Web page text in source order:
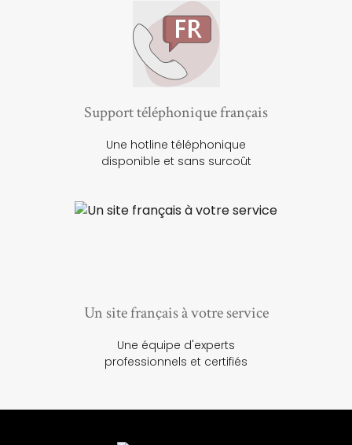
Support téléphonique français
Une hotline téléphonique
disponible et sans surcoût
Un site français à votre service
Une équipe d'experts
professionnels et certifiés